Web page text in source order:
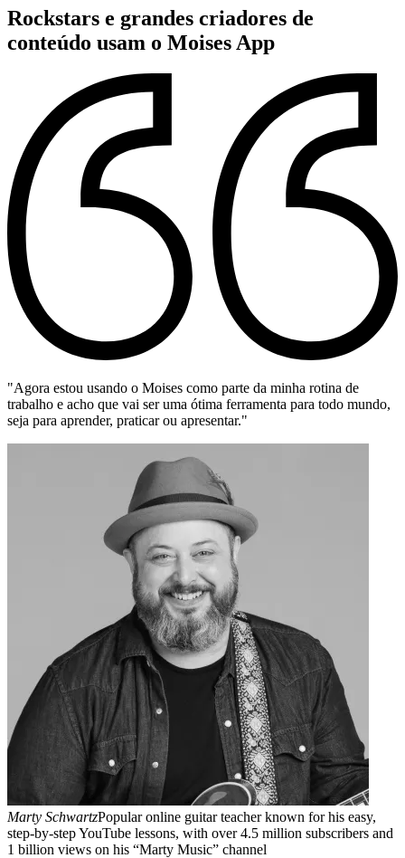
Rockstars e grandes criadores de
conteúdo usam o Moises App
o Moises como parte da minha rotina de
vai ser uma ótima ferramenta para todo mundo,
praticar ou apresentar."
online guitar teacher known for his easy,
lessons, with over 4.5 million subscribers and
“Marty Music” channel
"O Moises é uma
quanto para o
Renato Faleiro
anos. Criador do